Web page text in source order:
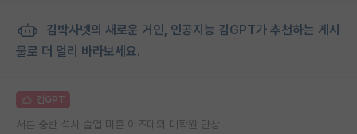
김박사넷의 새로운 거인, 인공지능 김GPT가 추천하는 게시
물로 더 멀리 바라보세요.
김GPT
서른 중반 석사 졸업 미혼 아즈매의 대학원 단상